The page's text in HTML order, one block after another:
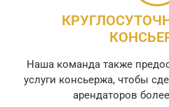
Наша команда также
услуги консьержа, чтобы
арендаторов